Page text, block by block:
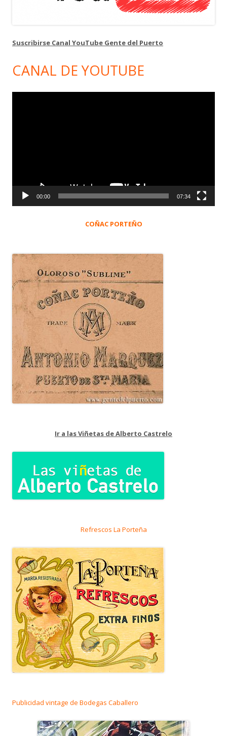
Suscribirse Canal YouTube Gente del Puerto
CANAL DE YOUTUBE
00:00 07:34
COÑAC PORTEÑO
Ir a las Viñetas de Alberto Castrelo
Refrescos La Porteña
Publicidad vintage de Bodegas Caballero